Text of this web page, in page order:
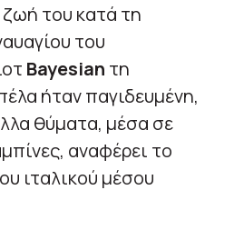
του κατά τη
του
Bayesian τη
ήταν παγιδευμένη,
θύματα, μέσα σε
αναφέρει το
ιταλικού μέσου